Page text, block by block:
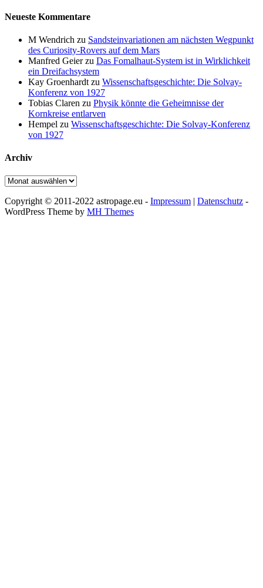
Neueste Kommentare
M Wendrich zu Sandsteinvariationen am nächsten Wegpunkt
des Curiosity-Rovers auf dem Mars
Manfred Geierzu Das Fomalhaut-System ist in Wirklichkeit
ein Dreifachsystem
Kay Groenhardt zu Wissenschaftsgeschichte: Die Solvay-
Konferenz von 1927
Tobias Claren zu Physik könnte die Geheimnisse der
Kornkreise entlarven
Hempel zu Wissenschaftsgeschichte: Die Solvay-Konferenz
von 1927
Archiv
Archiv
Copyright © 2011-2022 astropage.eu - Impressum | Datenschutz -
WordPress Theme by MH Themes